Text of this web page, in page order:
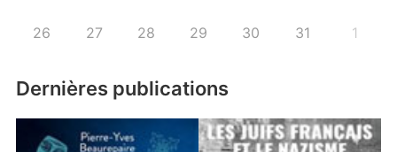
26 27 28 29 30 31 1
Dernières publications